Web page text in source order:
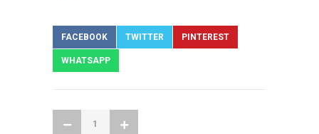
FACEBOOK TWITTER PINTEREST
WHATSAPP